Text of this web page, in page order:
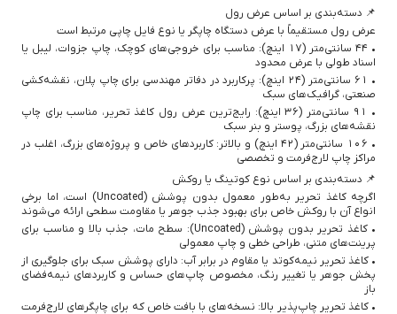
📌 دسته‌بندی بر اساس عرض رول
عرض رول مستقیماً با عرض دستگاه چاپگر یا نوع فایل چاپی مرتبط است
• 44 سانتی‌متر (17 اینچ): مناسب برای خروجی‌های کوچک، چاپ جزوات، لیبل یا
اسناد طولی با عرض محدود
• 61 سانتی‌متر (24 اینچ): پرکاربرد در دفاتر مهندسی برای چاپ پلان، نقشه‌کشی
صنعتی، گرافیک‌های سبک
• 91 سانتی‌متر (36 اینچ): رایج‌ترین عرض رول کاغذ تحریر، مناسب برای چاپ
نقشه‌های بزرگ، پوستر و بنر سبک
• 106 سانتی‌متر (42 اینچ) و بالاتر: کاربردهای خاص و پروژه‌های بزرگ، اغلب در
مراکز چاپ لارج‌فرمت و تخصصی
📌 دسته‌بندی بر اساس نوع کوتینگ یا روکش
اگرچه کاغذ تحریر به‌طور معمول بدون پوشش (Uncoated) است، اما برخی
انواع آن با روکش خاص برای بهبود جذب جوهر یا مقاومت سطحی ارائه می‌شوند
• کاغذ تحریر بدون پوشش (Uncoated): سطح مات، جذب بالا و مناسب برای
پرینت‌های متنی، طراحی خطی و چاپ معمولی
• کاغذ تحریر نیمه‌کوتد یا مقاوم در برابر آب: دارای پوشش سبک برای جلوگیری از
پخش جوهر یا تغییر رنگ، مخصوص چاپ‌های حساس و کاربردهای نیمه‌فضای
باز
• کاغذ تحریر چاپ‌پذیر بالا: نسخه‌های با بافت خاص که برای چاپگرهای لارج‌فرمت